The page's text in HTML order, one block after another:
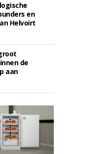
en
Helvoirt
de
aan